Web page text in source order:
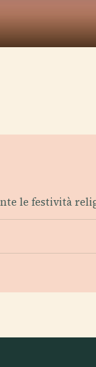
le festività